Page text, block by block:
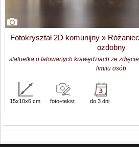
Fotokryształ 2D komunijny »
ozdobny
statuetka o falowanych krawędziach ze
limitu osób
15x10x6 cm foto+tekst do 3 dni